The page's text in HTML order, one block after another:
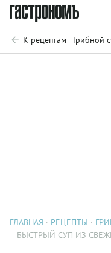
К рецептам - Грибной
ГЛАВНАЯ РЕЦЕПТЫ
БЫСТРЫЙ СУП ИЗ